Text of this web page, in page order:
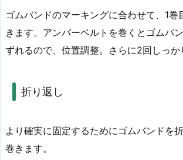
ゴムバンドのマーキングに合わせて、1巻
きます。アンバーベルトを巻くとゴムバ
ずれるので、位置調整。さらに2回しっか
折り返し
より確実に固定するためにゴムバンドを
巻きます。